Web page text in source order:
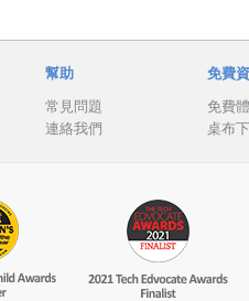
幫助
常見問題
連絡我們
免費
免費
桌布